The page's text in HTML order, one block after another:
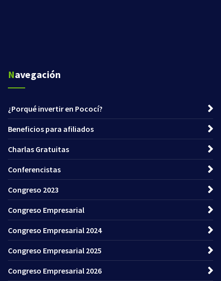
Navegación
¿Porqué invertir en Pococí?
Beneficios para afiliados
Charlas Gratuitas
Conferencistas
Congreso 2023
Congreso Empresarial
Congreso Empresarial 2024
Congreso Empresarial 2025
Congreso Empresarial 2026